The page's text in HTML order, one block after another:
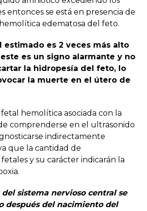
entonces se está en presencia de
edematosa del feto.
estimado es 2 veces más alto
es un signo alarmante y no
la hidropesía del feto, lo
la muerte en el útero de
hemolítica asociada con la
comprenderse en el ultrasonido
indirectamente
que la cantidad de
y su carácter indicarán la
del sistema nervioso central se
después del nacimiento del